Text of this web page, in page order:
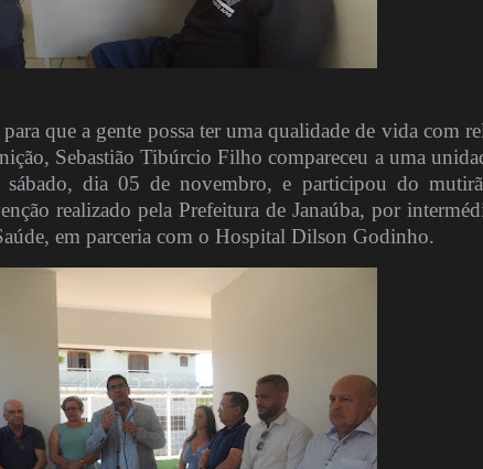
que a gente possa ter uma qualidade de vida com
Sebastião Tibúrcio Filho compareceu a uma
sábado, dia 05 de novembro, e participou do
realizado pela Prefeitura de Janaúba, por
em parceria com o Hospital Dilson Godinho.